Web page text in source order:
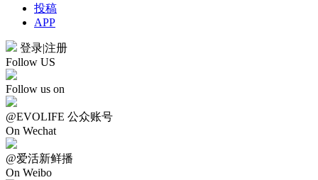
投稿
APP
登录|注册
Follow US
Follow us on
@EVOLIFE 公众账号
On Wechat
@爱活新鲜播
On Weibo